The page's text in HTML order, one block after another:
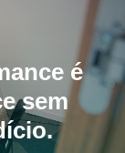
é
sem